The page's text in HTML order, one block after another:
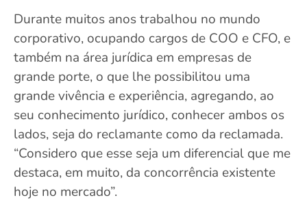
Durante muitos anos trabalhou no mundo
corporativo, ocupando cargos de COO e CFO, e
também na área jurídica em empresas de
grande porte, o que lhe possibilitou uma
grande vivência e experiência, agregando, ao
seu conhecimento jurídico, conhecer ambos os
lados, seja do reclamante como da reclamada.
“Considero que esse seja um diferencial que me
destaca, em muito, da concorrência existente
hoje no mercado”.